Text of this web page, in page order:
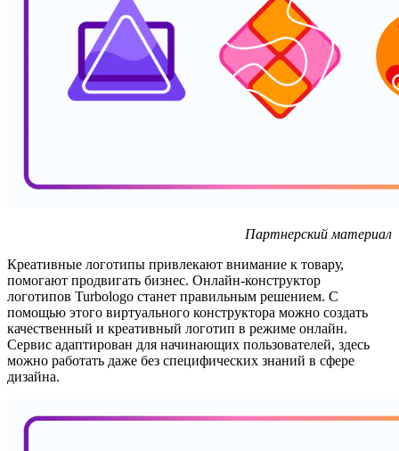
Партнерский материал
Креативные логотипы привлекают внимание к товару,
помогают продвигать бизнес. Онлайн-конструктор
логотипов Turbologo станет правильным решением. С
помощью этого виртуального конструктора можно создать
качественный и креативный логотип в режиме онлайн.
Сервис адаптирован для начинающих пользователей, здесь
можно работать даже без специфических знаний в сфере
дизайна.